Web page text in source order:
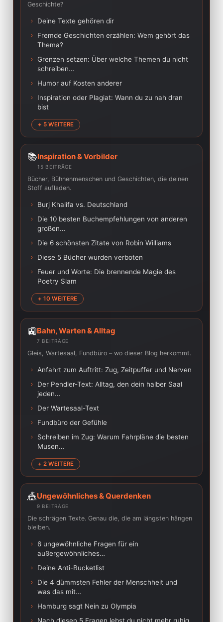
Geschichte?
› Deine Texte gehören dir
›
Fremde Geschichten erzählen: Wem gehört das
Thema?
› Grenzen setzen: Über welche Themen du nicht
schreiben…
› Humor auf Kosten anderer
›
Inspiration oder Plagiat: Wann du zu nah dran
bist
+ 5 WEITERE
📚Inspiration & Vorbilder
15 BEITRÄGE
Bücher, Bühnenmenschen und Geschichten, die deinen
Stoff aufladen.
› Burj Khalifa vs. Deutschland
›
Die 10 besten Buchempfehlungen von anderen
großen…
› Die 6 schönsten Zitate von Robin Williams
› Diese 5 Bücher wurden verboten
›
Feuer und Worte: Die brennende Magie des
Poetry Slam
+ 10 WEITERE
🚉Bahn, Warten & Alltag
7 BEITRÄGE
Gleis, Wartesaal, Fundbüro – wo dieser Blog herkommt.
› Anfahrt zum Auftritt: Zug, Zeitpuffer und Nerven
›
Der Pendler-Text: Alltag, den dein halber Saal
jeden…
› Der Wartesaal-Text
› Fundbüro der Gefühle
›
Schreiben im Zug: Warum Fahrpläne die besten
Musen…
+ 2 WEITERE
🎪Ungewöhnliches & Querdenken
9 BEITRÄGE
Die schrägen Texte. Genau die, die am längsten hängen
bleiben.
›
6 ungewöhnliche Fragen für ein
außergewöhnliches…
› Deine Anti-Bucketlist
›
Die 4 dümmsten Fehler der Menschheit und
was das mit…
› Hamburg sagt Nein zu Olympia
›